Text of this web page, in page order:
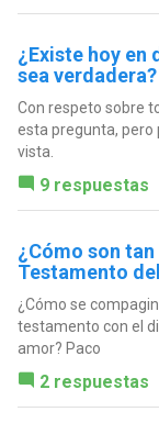
¿Existe hoy en
sea verdadera?
Con respeto sobre
esta pregunta, pero
vista.
9 respuestas
¿Cómo son
Testamento
¿Cómo se
testamento con el
amor? Paco
2 respuestas